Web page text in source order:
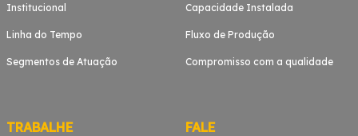
Institucional
Linha do Tempo
Segmentos de Atuação
Capacidade Instalada
Fluxo de Produção
Compromisso com a qualidade
TRABALHE
FALE